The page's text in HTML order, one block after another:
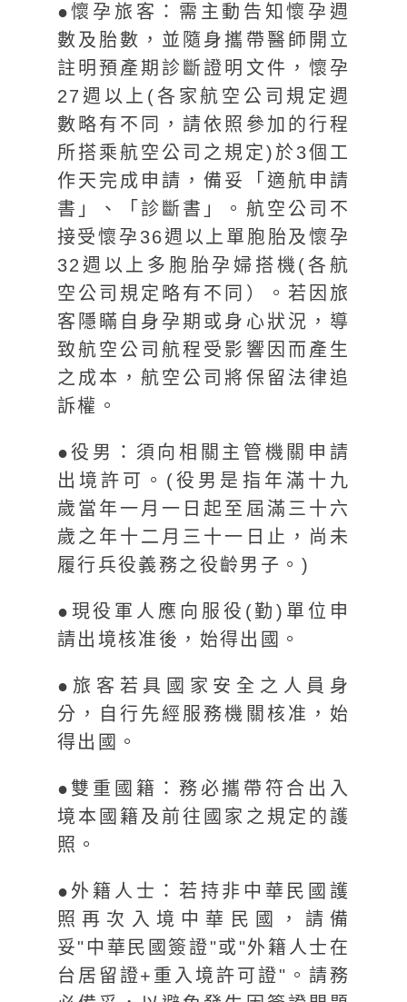
●懷孕旅客：需主動告知懷孕週
數及胎數，並隨身攜帶醫師開立
註明預產期診斷證明文件，懷孕
27週以上(各家航空公司規定週
數略有不同，請依照參加的行程
所搭乘航空公司之規定)於3個工
作天完成申請，備妥「適航申請
書」、「診斷書」。航空公司不
接受懷孕36週以上單胞胎及懷孕
32週以上多胞胎孕婦搭機(各航
空公司規定略有不同）。若因旅
客隱瞞自身孕期或身心狀況，導
致航空公司航程受影響因而產生
之成本，航空公司將保留法律追
訴權。
●役男：須向相關主管機關申請
出境許可。(役男是指年滿十九
歲當年一月一日起至屆滿三十六
歲之年十二月三十一日止，尚未
履行兵役義務之役齡男子。)
●現役軍人應向服役(勤)單位申
請出境核准後，始得出國。
●旅客若具國家安全之人員身
分，自行先經服務機關核准，始
得出國。
●雙重國籍：務必攜帶符合出入
境本國籍及前往國家之規定的護
照。
●外籍人士：若持非中華民國護
照再次入境中華民國，請備
妥"中華民國簽證"或"外籍人士在
台居留證+重入境許可證"。請務